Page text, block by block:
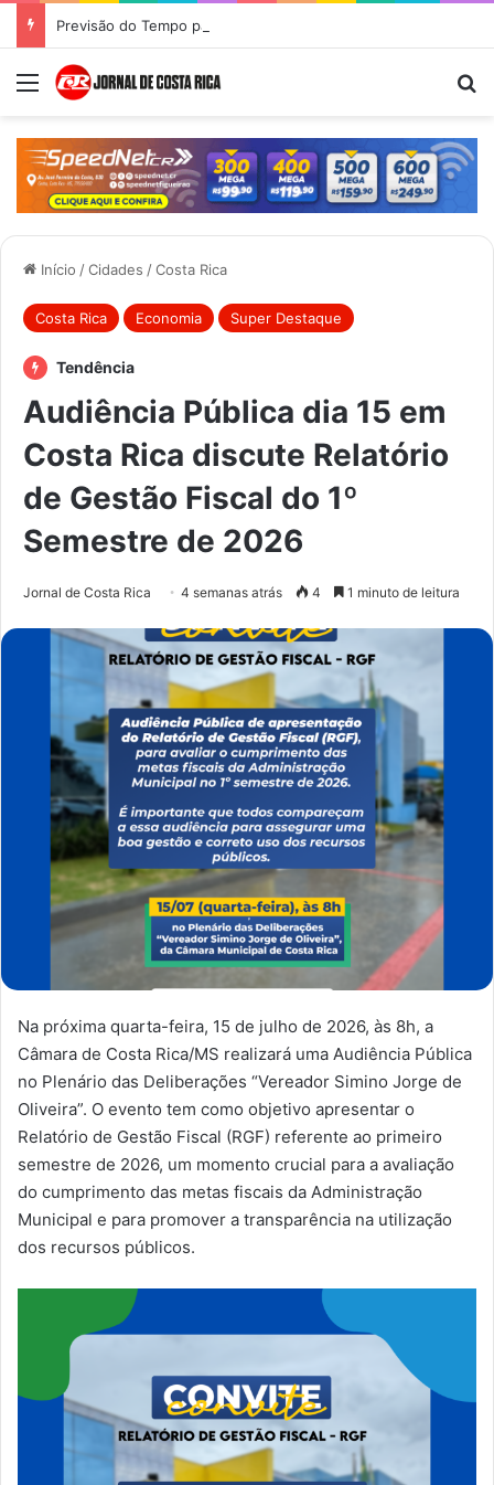
Previsão do Tempo para Costa Rica nesta quinta-feira (6)
Menu
Início /Cidades /Costa Rica
Costa Rica Economia Super Destaque
Tendência
Audiência Pública dia 15 em
Costa Rica discute Relatório
de Gestão Fiscal do 1º
Semestre de 2026
Jornal de Costa Rica 4 semanas atrás 4 1 minuto de leitura
Na próxima quarta-feira, 15 de julho de 2026, às 8h, a
Câmara de Costa Rica/MS realizará uma Audiência Pública
no Plenário das Deliberações “Vereador Simino Jorge de
Oliveira”. O evento tem como objetivo apresentar o
Relatório de Gestão Fiscal (RGF) referente ao primeiro
semestre de 2026, um momento crucial para a avaliação
do cumprimento das metas fiscais da Administração
Municipal e para promover a transparência na utilização
dos recursos públicos.